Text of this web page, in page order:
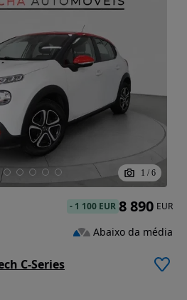
1 / 6
C-Series
- 1 100 EUR 8 890 EUR
Abaixo da média